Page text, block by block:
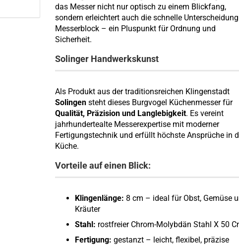
das Messer nicht nur optisch zu einem Blickfang,
sondern erleichtert auch die schnelle
Messerblock – ein Pluspunkt für Ordnung und
Sicherheit.
Solinger Handwerkskunst
Als Produkt aus der traditionsreichen Klingenstadt
Solingen steht dieses Burgvogel Küchenmesser für
Qualität, Präzision und Langlebigkeit. Es vereint
jahrhundertealte Messerexpertise mit moderner
Fertigungstechnik und erfüllt höchste Ansprüche in
Küche.
Vorteile auf einen Blick:
Klingenlänge: 8 cm – ideal für Obst, Gemüse
Kräuter
Stahl: rostfreier Chrom-Molybdän Stahl X 50
Fertigung: gestanzt – leicht, flexibel, präzise